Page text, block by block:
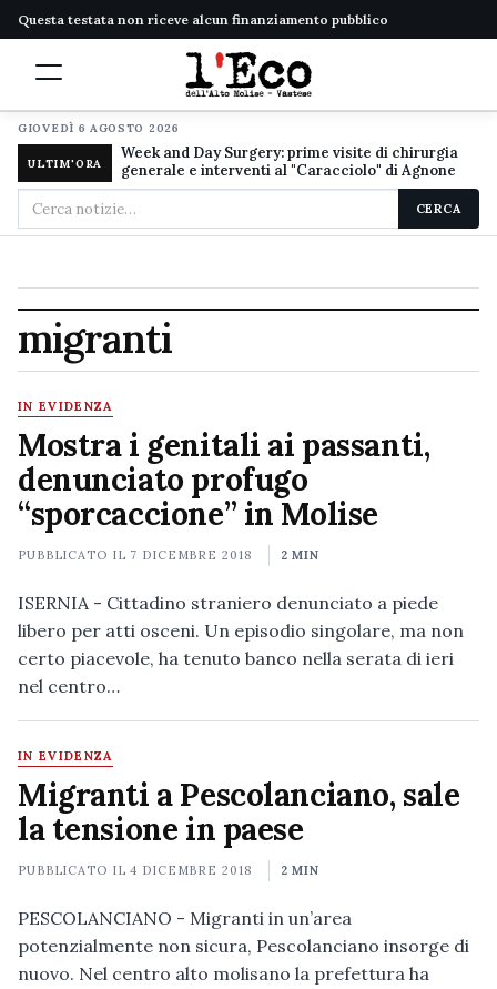
Questa testata non riceve alcun finanziamento pubblico
GIOVEDÌ 6 AGOSTO 2026
ULTIM'ORA
Week and Day Surgery: prime visite di chirurgia
generale e interventi al "Caracciolo" di Agnone
Cerca
nel
CERCA
migranti
IN EVIDENZA
Mostra i genitali ai passanti,
denunciato profugo
“sporcaccione” in Molise
PUBBLICATO IL 7 DICEMBRE 2018 2 MIN
ISERNIA - Cittadino straniero denunciato a piede
libero per atti osceni. Un episodio singolare, ma non
certo piacevole, ha tenuto banco nella serata di ieri
nel centro…
IN EVIDENZA
Migranti a Pescolanciano, sale
la tensione in paese
PUBBLICATO IL4 DICEMBRE 2018 2 MIN
PESCOLANCIANO - Migranti in un’area
potenzialmente non sicura, Pescolanciano insorge di
nuovo. Nel centro alto molisano la prefettura ha